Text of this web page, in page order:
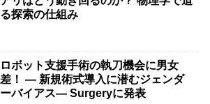
る探索の仕組み
ロボット支援手術の執刀機会に男女
差！ — 新規術式導入に潜むジェンダ
ーバイアス— Surgeryに発表